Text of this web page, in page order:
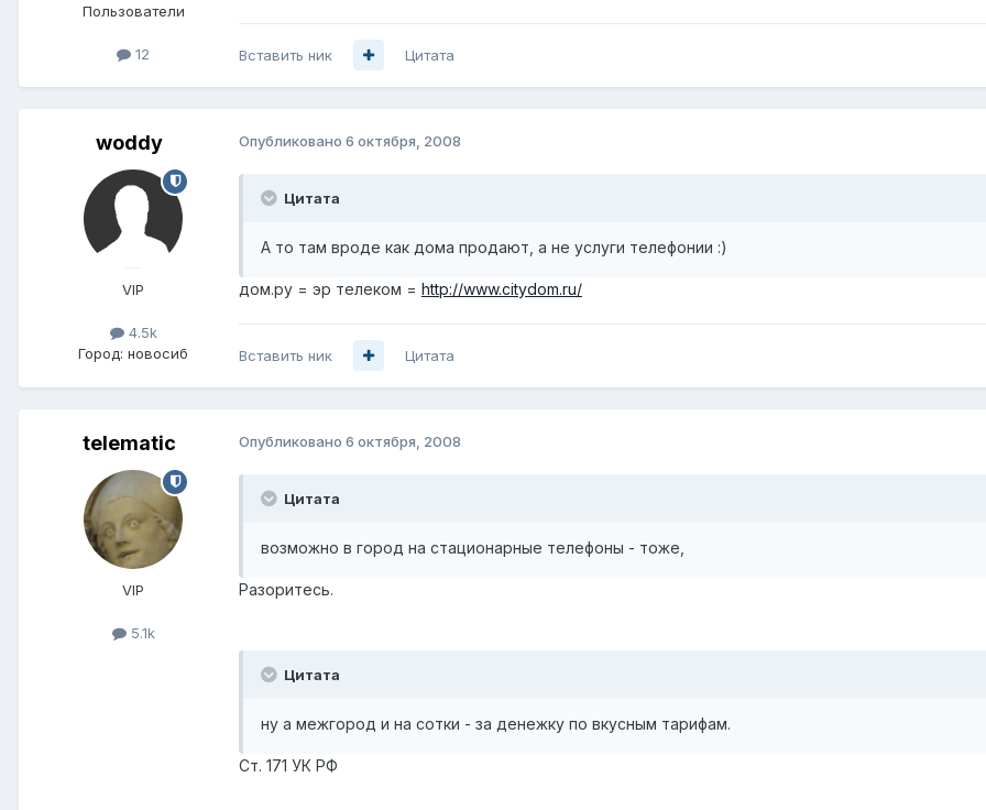
Пользователи
12 Вставить ник Цитата
woddy
VIP
4.5k
Город: новосиб
Опубликовано 6 октября, 2008
Цитата
А то там вроде как дома продают, а не услуги телефонии :)
дом.ру = эр телеком = http://www.citydom.ru/
Вставить ник Цитата
telematic
VIP
5.1k
Опубликовано 6 октября, 2008
Цитата
возможно в город на стационарные телефоны - тоже,
Разоритесь.
Цитата
ну а межгород и на сотки - за денежку по вкусным тарифам.
Ст. 171 УК РФ